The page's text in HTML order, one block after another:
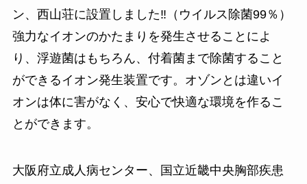
ン、西山荘に設置しました‼（ウイルス除菌99％）
強力なイオンのかたまりを発生させることによ
り、浮遊菌はもちろん、付着菌まで除菌すること
ができるイオン発生装置です。オゾンとは違いイ
オンは体に害がなく、安心で快適な環境を作るこ
とができます。
大阪府立成人病センター、国立近畿中央胸部疾患